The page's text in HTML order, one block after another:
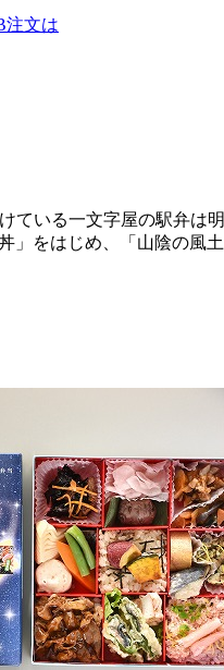
注文は
ている一文字屋の駅弁は
」をはじめ、「山陰の風